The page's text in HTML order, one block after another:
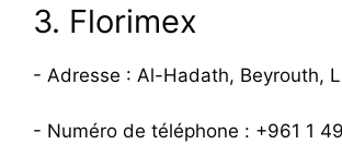
3. Florimex
- Adresse : Al-Hadath, Beyrouth,
- Numéro de téléphone : +961 1